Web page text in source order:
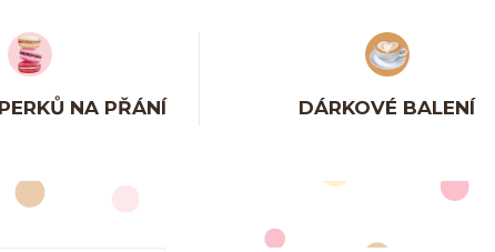
NA PŘÁNÍ DÁRKOVÉ BALENÍ